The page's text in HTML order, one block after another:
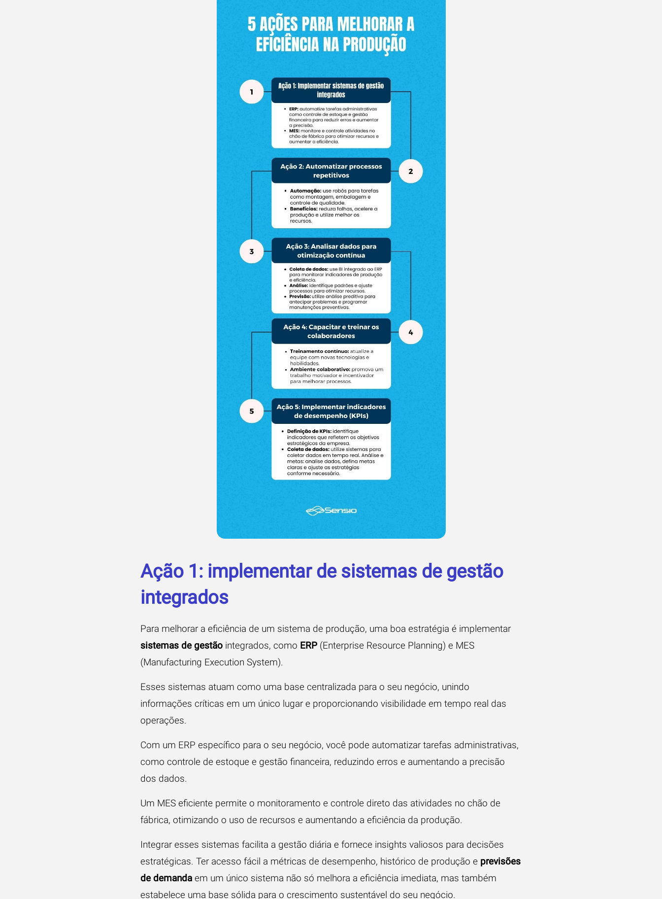
Ação 1: implementar de sistemas de gestão
integrados
Para melhorar a eficiência de um sistema de produção, uma boa estratégia é implementar
sistemas de gestãointegrados, como ERP(Enterprise Resource Planning) e MES
(Manufacturing Execution System).
Esses sistemas atuam como uma base centralizada para o seu negócio, unindo
informações críticas em um único lugar e proporcionando visibilidade em tempo real das
operações.
Com um ERP específico para o seu negócio, você pode automatizar tarefas administrativas,
como controle de estoque e gestão financeira, reduzindo erros e aumentando a precisão
dos dados.
Um MES eficiente permite o monitoramento e controle direto das atividades no chão de
fábrica, otimizando o uso de recursos e aumentando a eficiência da produção.
Integrar esses sistemas facilita a gestão diária e fornece insights valiosos para decisões
estratégicas. Ter acesso fácil a métricas de desempenho, histórico de produção e previsões
de demandaem um único sistema não só melhora a eficiência imediata, mas também
estabelece uma base sólida para o crescimento sustentável do seu negócio.